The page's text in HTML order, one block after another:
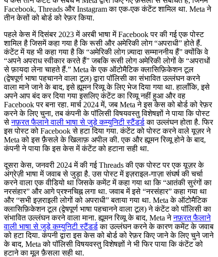
Facebook, Threads और Instagram का एक-एक कंटेंट शामिल था. Meta ने
तीन केसों को बोर्ड को रेफ़र किया.
पहले केस में दिसंबर 2023 में अरबी भाषा में Facebook पर की गई एक पोस्ट
शामिल है जिसमें कहा गया है कि रूसी और अमेरिकी लोग “अपराधी” होते हैं.
कंटेंट में यह भी कहा गया है कि “अमेरिकी लोग ज़्यादा सम्माननीय हैं” क्योंकि वे
“अपने अपराध स्वीकार करते हैं” जबकि रूसी लोग अमेरिकी लोगों के “अपराधों
से फ़ायदा लेना चाहते हैं.” Meta के एक ऑटोमैटिक क्लासिफ़िकेशन टूल
(द्वेषपूर्ण भाषा पहचानने वाला टूल) द्वारा पॉलिसी का संभावित उल्लंघन करने
वाला माने जाने के बाद, इसे ह्यूमन रिव्यू के लिए भेज दिया गया था. हालाँकि, इसे
अपने आप बंद कर दिया गया इसलिए कंटेंट का रिव्यू नहीं हुआ और वह
Facebook पर बना रहा. मार्च 2024 में, जब Meta ने इस केस को बोर्ड को रेफ़र
करने के लिए चुना, तब कंपनी के पॉलिसी विषयवस्तु विशेषज्ञों ने पाया कि पोस्ट
सेनफ़रत फैलाने वाली भाषा से जुड़े कम्युनिटी स्टैंडर्डका उल्लंघन होता है. फिर
इस पोस्ट को Facebook से हटा दिया गया. कंटेंट को पोस्ट करने वाले यूज़र ने
Meta को इस फ़ैसले के खिलाफ़ अपील की. एक और ह्यूमन रिव्यू होने के बाद,
कंपनी ने पाया कि इस केस में कंटेंट को हटाना सही था.
दूसरा केस, जनवरी 2024 में की गई Threads की एक पोस्ट पर एक यूज़र के
अंग्रेज़ी भाषा में जवाब से जुड़ा है. उस पोस्ट में इज़राइल-गाज़ा संघर्ष की चर्चा
करने वाला एक वीडियो था जिसके कमेंट में कहा गया था कि “आतंकी सुरंगों का
नरसंहार” और आगे प्रश्नचिह्न लगा था. जवाब में इसे “नरसंहार” कहा गया था
और “सभी इज़राइली लोगों को अपराधी” बताया गया था. Meta के ऑटोमैटिक
क्लासिफ़िकेशन टूल (द्वेषपूर्ण भाषा पहचानने वाला टूल) ने कंटेंट को पॉलिसी का
संभावित उल्लंघन करने वाला माना. ह्यूमन रिव्यू के बाद, Meta नेनफ़रत फैलाने
वाली भाषा से जुड़े कम्युनिटी स्टैंडर्डका उल्लंघन करने के कारण कमेंट के जवाब
को हटा दिया. कंपनी द्वारा इस केस को बोर्ड को रेफ़र किए जाने के लिए चुने जाने
के बाद, Meta को पॉलिसी विषयवस्तु विशेषज्ञों ने भी फिर पाया कि कंटेंट को
हटाने का मूल फ़ैसला सही था.